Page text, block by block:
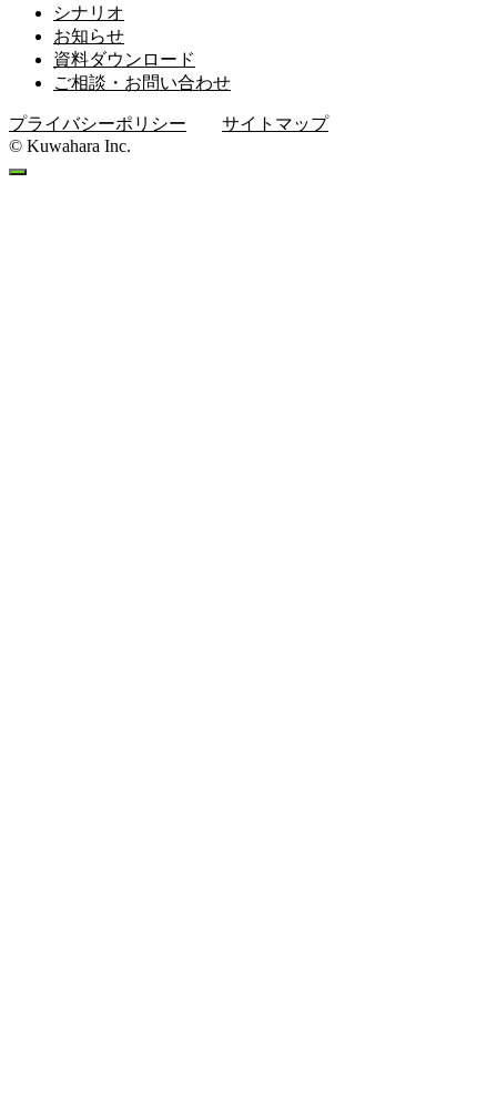
シナリオ
お知らせ
資料ダウンロード
ご相談・お問い合わせ
プライバシーポリシー
サイトマップ
© Kuwahara Inc.